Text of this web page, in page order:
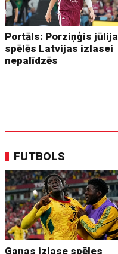
Portāls: Porziņģis jūlija
spēlēs Latvijas izlasei
nepalīdzēs
FUTBOLS
Ganas izlase spēles